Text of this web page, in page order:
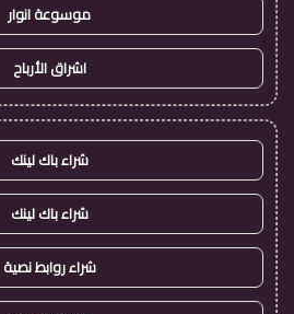
موسوعة انوار
اشراق الأرباح
شراء باك لينك
شراء باك لينك
شراء روابط نصية